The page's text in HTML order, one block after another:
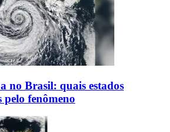
no Brasil: quais estados
pelo fenômeno